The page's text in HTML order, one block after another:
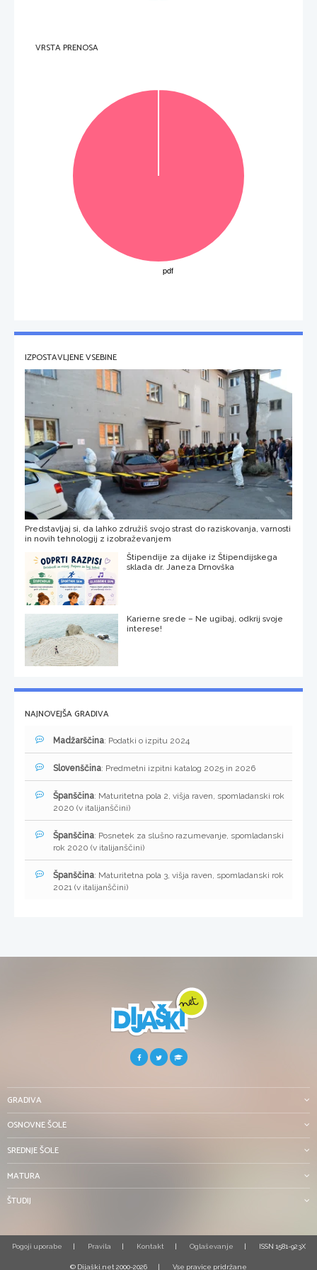
VRSTA PRENOSA
IZPOSTAVLJENE VSEBINE
Predstavljaj si, da lahko združiš svojo strast do raziskovanja, varnosti
in novih tehnologij z izobraževanjem
Štipendije za dijake iz Štipendijskega
sklada dr. Janeza Drnovška
Karierne srede – Ne ugibaj, odkrij svoje
interese!
NAJNOVEJŠA GRADIVA
Madžarščina: Podatki o izpitu 2024
Slovenščina: Predmetni izpitni katalog 2025 in 2026
Španščina: Maturitetna pola 2, višja raven, spomladanski rok
2020 (v italijanščini)
Španščina: Posnetek za slušno razumevanje, spomladanski
rok 2020 (v italijanščini)
Španščina: Maturitetna pola 3, višja raven, spomladanski rok
2021 (v italijanščini)
GRADIVA
OSNOVNE ŠOLE
SREDNJE ŠOLE
MATURA
ŠTUDIJ
Pogoji uporabe Pravila Kontakt Oglaševanje ISSN 1581-923X
© Dijaški.net 2000-2026 Vse pravice pridržane